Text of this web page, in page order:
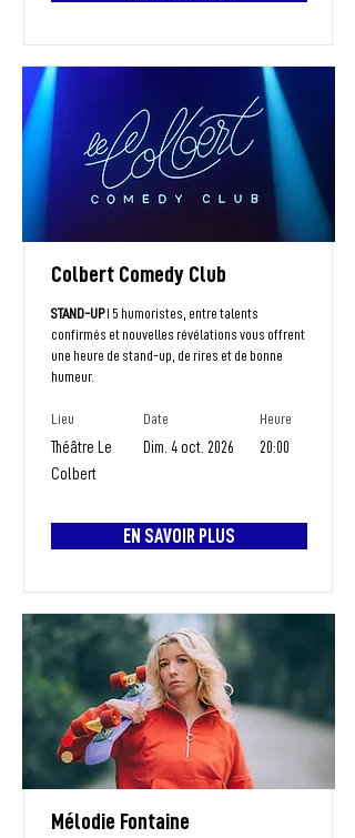
Colbert Comedy Club
STAND-UPI 5 humoristes, entre talents
confirmés et nouvelles révélations vous offrent
une heure de stand-up, de rires et de bonne
humeur.
Lieu Date
Théâtre Le
Colbert
Dim. 4 oct. 2026
Heure
20:00
EN SAVOIR PLUS
Mélodie Fontaine